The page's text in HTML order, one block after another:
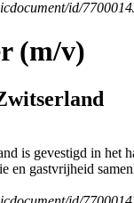
(m/v)
is gevestigd in het
en gastvrijheid